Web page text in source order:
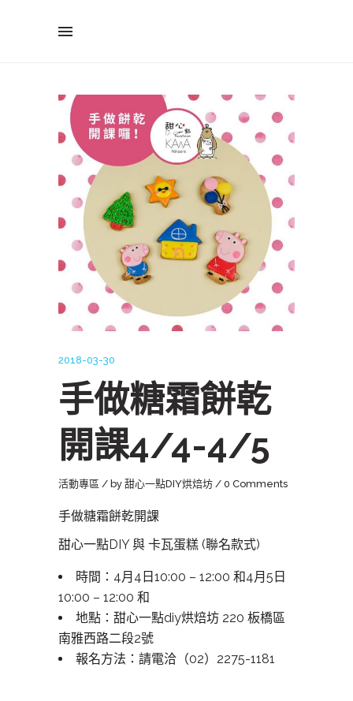
2018-03-30
手做糖霜餅乾
開課4/4-4/5
活動專區 by 甜心一點DIY烘焙坊 0 Comments
手做糖霜餅乾開課
甜心一點DIY 與 卡瓦蛋糕 (聯名款式)
時間：4月4日10:00 – 12:00 和4月5日
10:00 – 12:00 和
地點：甜心一點diy烘焙坊 220 板橋區
南雅西路二段2號
報名方法：請電洽（02）2275-1181